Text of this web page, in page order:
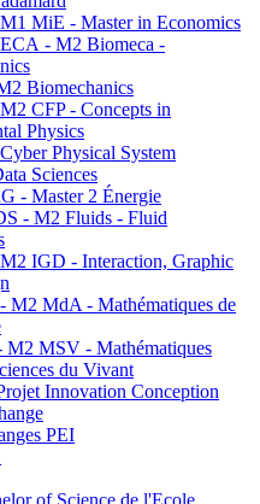
MiE - Master in Economics
- M2 Biomeca -
Biomechanics
CFP - Concepts in
Physics
Physical System
Sciences
- Master 2 Énergie
- M2 Fluids - Fluid
IGD - Interaction, Graphic
MdA - Mathématiques de
MSV - Mathématiques
du Vivant
Innovation Conception
PEI
of Science de l'Ecole